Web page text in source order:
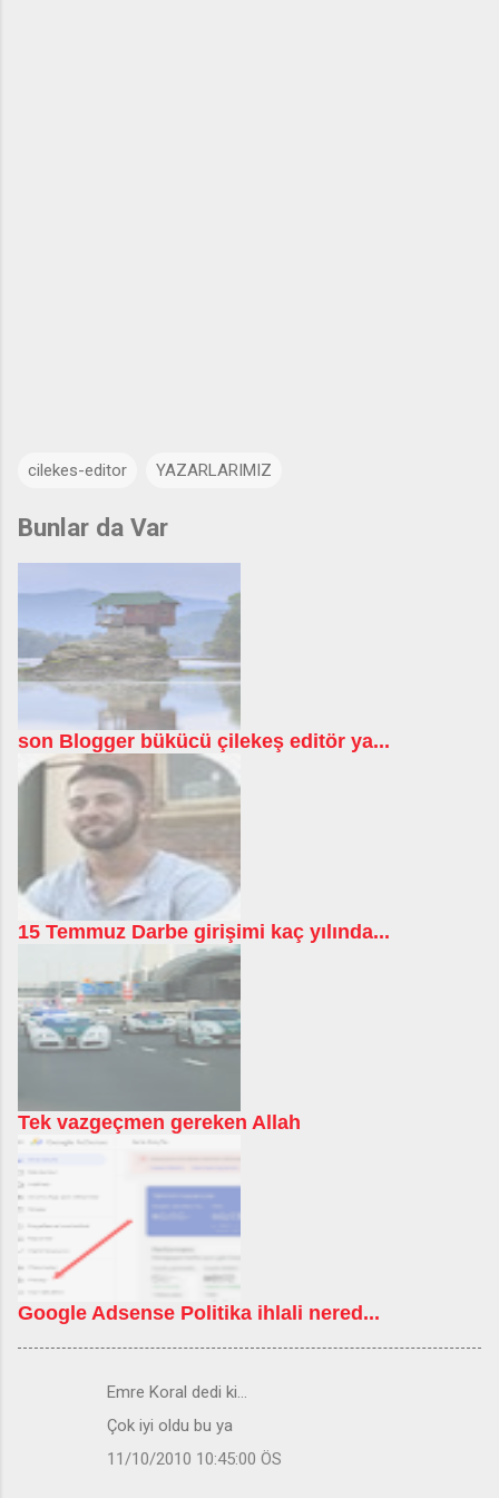
cilekes-editor YAZARLARIMIZ
Bunlar da Var
son Blogger bükücü çilekeş editör ya...
15 Temmuz Darbe girişimi kaç yılında...
Tek vazgeçmen gereken Allah
Google Adsense Politika ihlali nered...
Emre Koral dedi ki…
Çok iyi oldu bu ya
11/10/2010 10:45:00 ÖS